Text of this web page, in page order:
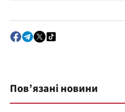
Пов’язані новини